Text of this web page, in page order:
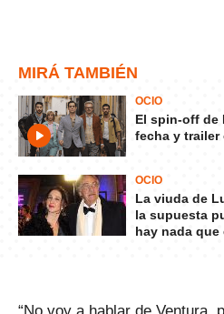
MIRÁ TAMBIÉN
OCIO
El spin-off de
fecha y trailer
OCIO
La viuda de
la supuesta
hay nada que